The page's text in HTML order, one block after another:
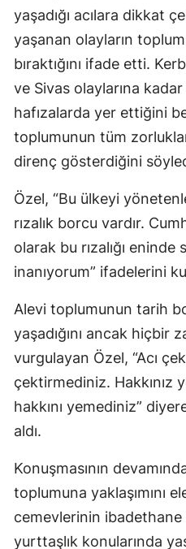
yaşadığı acılara dikkat
yaşanan olayların
bıraktığını ifade etti.
ve Sivas olaylarına kadar
hafızalarda yer ettiğini
toplumunun tüm
direnç gösterdiğini
Özel, “Bu ülkeyi
rızalık borcu vardır.
olarak bu rızalığı eninde
inanıyorum” ifadelerini
Alevi toplumunun tarih
yaşadığını ancak hiçbir
vurgulayan Özel, “Acı
çektirmediniz. Hakkınız
hakkını yemediniz”
aldı.
Konuşmasının
toplumuna yaklaşımını
cemevlerinin
yurttaşlık konularında